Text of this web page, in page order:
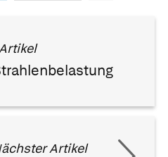
Artikel